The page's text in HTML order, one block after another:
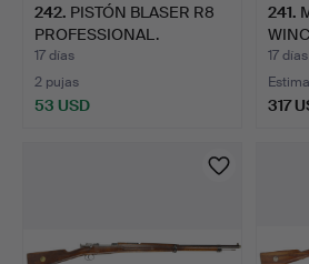
242. PISTÓN BLASER R8
PROFESSIONAL.
17 días
2 pujas
53 USD
241.
17 días
317